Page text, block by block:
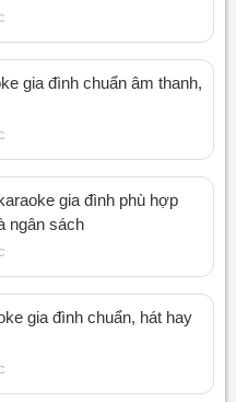
dẫn sử dụng nhanh loa
giang
gia đình chuẩn âm thanh,
gia đình phù hợp
ngân sách
gia đình chuẩn, hát hay